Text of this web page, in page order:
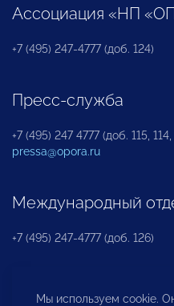
Ассоциация «НП
+7 (495) 247-4777 (доб. 124)
Пресс-служба
+7 (495) 247 4777 (доб. 115, 114,
pressa@opora.ru
Международный
+7 (495) 247-4777 (доб. 126)
Бюро по защите
Мы используем cookie.